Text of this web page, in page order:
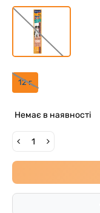
12 г
Немає в наявності